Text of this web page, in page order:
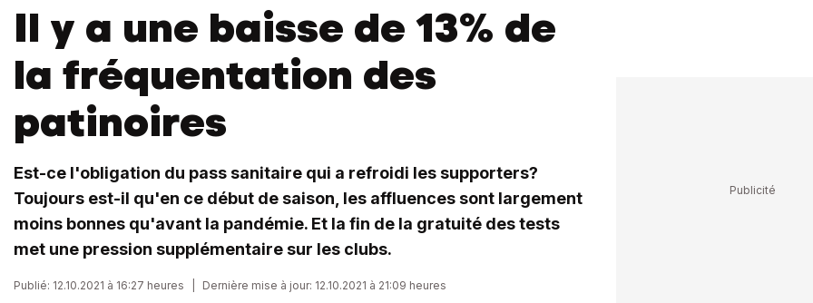
Il y a une baisse de 13% de
la fréquentation des
patinoires
Est-ce l'obligation du pass sanitaire qui a refroidi les supporters?
Toujours est-il qu'en ce début de saison, les affluences sont largement
moins bonnes qu'avant la pandémie. Et la fin de la gratuité des tests
met une pression supplémentaire sur les clubs.
Publié: 12.10.2021 à 16:27 heures Dernière mise à jour: 12.10.2021 à 21:09 heures